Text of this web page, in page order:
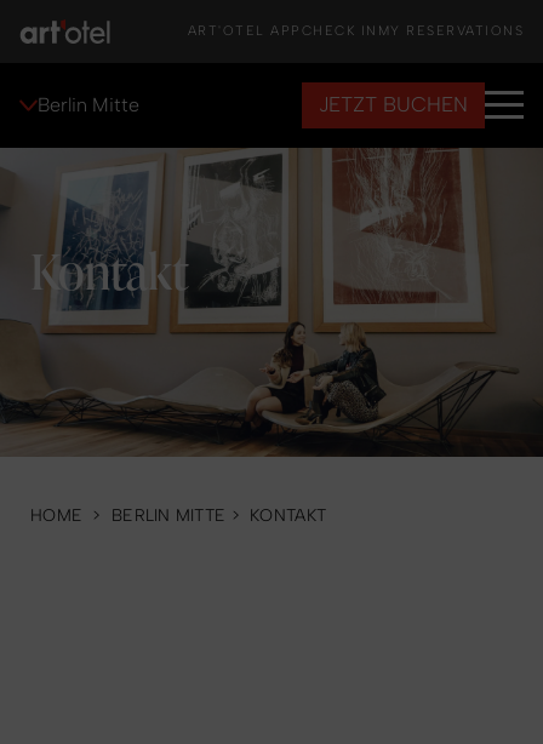
ART'OTEL APP CHECK IN MY RESERVATIONS
Berlin Mitte JETZT BUCHEN
Kontakt
HOME > BERLIN MITTE > KONTAKT